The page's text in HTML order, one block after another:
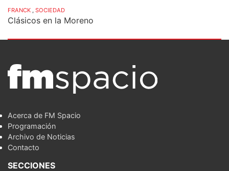
FRANCK , SOCIEDAD
Clásicos en la Moreno
Acerca de FM Spacio
Programación
Archivo de Noticias
Contacto
SECCIONES